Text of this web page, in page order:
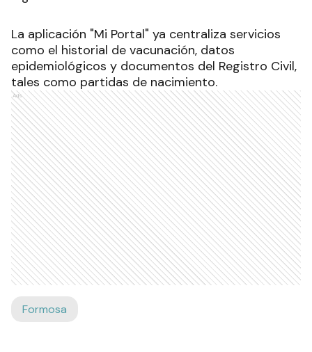
La aplicación "Mi Portal" ya centraliza servicios
como el historial de vacunación, datos
epidemiológicos y documentos del Registro Civil,
tales como partidas de nacimiento.
Ads
Formosa